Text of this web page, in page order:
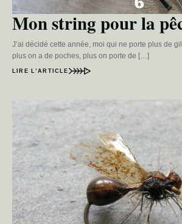
Mon string pour la
J’ai décidé cette année, moi qui ne porte plus de
plus on a de poches, plus on porte de […]
LIRE L’ARTICLE